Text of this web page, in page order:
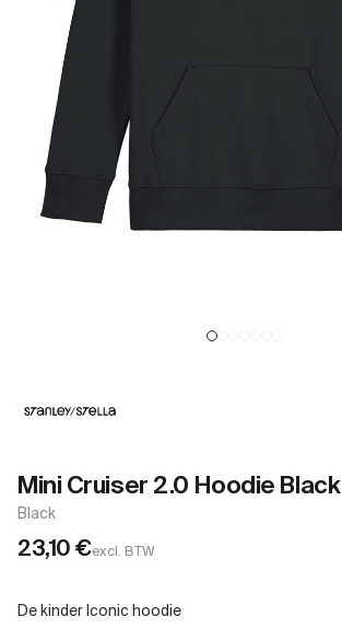
Mini Cruiser 2.0 Hoodie Black
Black
23,10€excl. BTW